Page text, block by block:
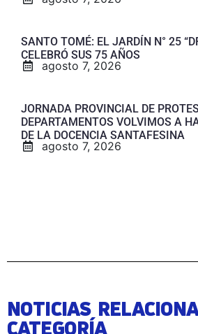
SANTO TOMÉ: EL JARDÍN N° 25
CELEBRÓ SUS 75 AÑOS
agosto 7, 2026
JORNADA PROVINCIAL DE
DEPARTAMENTOS VOLVIMOS A
DE LA DOCENCIA SANTAFESINA
agosto 7, 2026
NOTICIAS
CATEGORÍA